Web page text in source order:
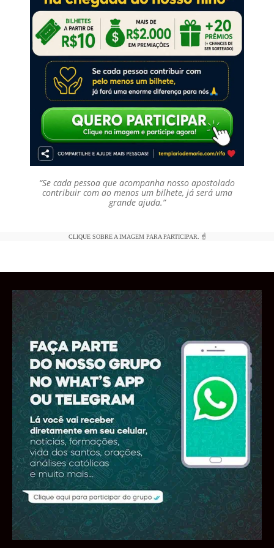
“Se cada pessoa que acompanha nosso apostolado
contribuir com ao menos um bilhete, já será uma
grande ajuda.”
CLIQUE SOBRE A IMAGEM PARA PARTICIPAR. ☝️